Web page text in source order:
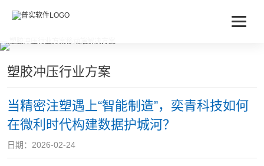
塑胶冲压行业方案
当精密注塑遇上“智能制造”，奕青科技如何
在微利时代构建数据护城河？
日期：2026-02-24